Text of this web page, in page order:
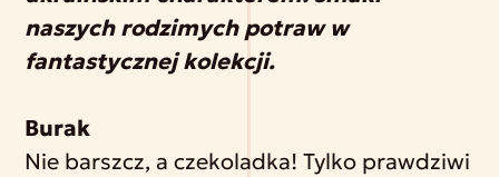
naszych rodzimych potraw w
fantastycznej kolekcji.
Burak
Nie barszcz, a czekoladka! Tylko prawdziwi